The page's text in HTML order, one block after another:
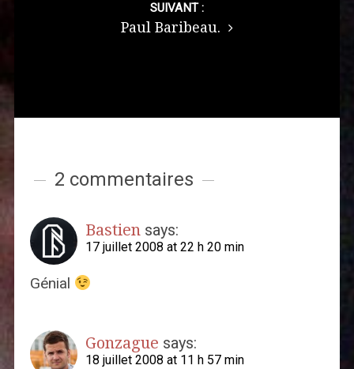
SUIVANT :
Paul Baribeau.
2 commentaires
Bastien says:
17 juillet 2008 at 22 h 20 min
Génial
Gonzague says:
18 juillet 2008 at 11 h 57 min